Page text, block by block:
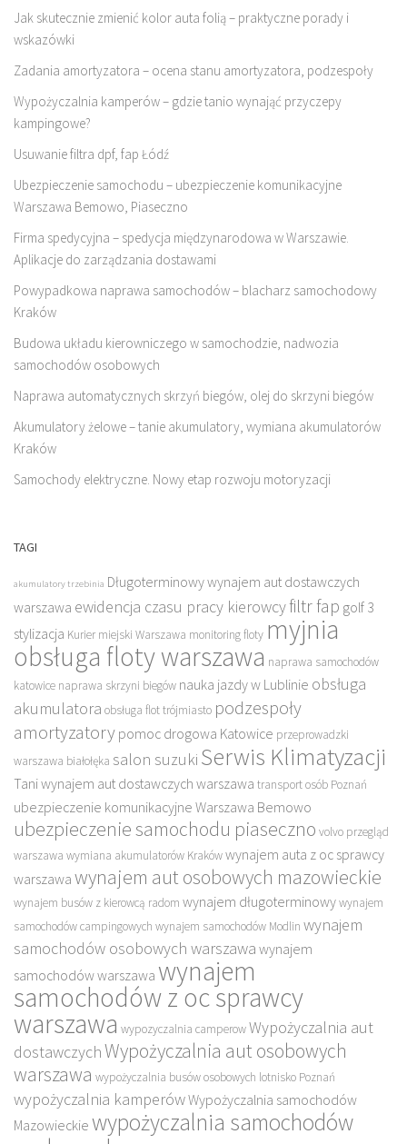
Jak skutecznie zmienić kolor auta folią – praktyczne porady i
wskazówki
Zadania amortyzatora – ocena stanu amortyzatora, podzespoły
Wypożyczalnia kamperów – gdzie tanio wynająć przyczepy
kampingowe?
Usuwanie filtra dpf, fap Łódź
Ubezpieczenie samochodu – ubezpieczenie komunikacyjne
Warszawa Bemowo, Piaseczno
Firma spedycyjna – spedycja międzynarodowa w Warszawie.
Aplikacje do zarządzania dostawami
Powypadkowa naprawa samochodów – blacharz samochodowy
Kraków
Budowa układu kierowniczego w samochodzie, nadwozia
samochodów osobowych
Naprawa automatycznych skrzyń biegów, olej do skrzyni biegów
Akumulatory żelowe – tanie akumulatory, wymiana akumulatorów
Kraków
Samochody elektryczne. Nowy etap rozwoju motoryzacji
TAGI
akumulatory trzebinia Długoterminowy wynajem aut dostawczych
warszawa ewidencja czasu pracy kierowcyfiltr fap golf 3
stylizacja Kurier miejski Warszawa monitoring floty myjnia
obsługa floty warszawa naprawa samochodów
katowice naprawa skrzyni biegów nauka jazdy w Lublinie obsługa
akumulatora obsługa flot trójmiasto podzespoły
amortyzatory pomoc drogowa Katowice przeprowadzki
warszawa białołęka salon suzuki Serwis Klimatyzacji
Tani wynajem aut dostawczych warszawa transport osób Poznań
ubezpieczenie komunikacyjne Warszawa Bemowo
ubezpieczenie samochodu piaseczno volvo przegląd
warszawa wymiana akumulatorów Krakówwynajem auta z oc sprawcy
warszawa wynajem aut osobowych mazowieckie
wynajem busów z kierowcą radom wynajem długoterminowywynajem
samochodów campingowych wynajem samochodów Modlin wynajem
samochodów osobowych warszawa wynajem
samochodów warszawa wynajem
samochodów z oc sprawcy
warszawa wypozyczalnia camperowWypożyczalnia aut
dostawczychWypożyczalnia aut osobowych
warszawa wypożyczalnia busów osobowych lotnisko Poznań
wypożyczalnia kamperówWypożyczalnia samochodów
Mazowieckie wypożyczalnia samochodów